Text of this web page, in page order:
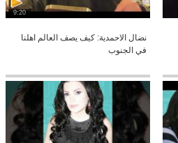
9:20
نضال الاحمدية: كيف يصف العالم اهلنا
في الجنوب